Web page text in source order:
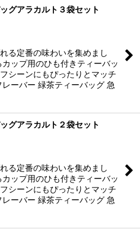
グアラカルト３袋セット
る定番の味わいを集めまし
ップ用のひも付きティーバッ
シーンにもぴったりとマッチ
ーバー 緑茶ティーバッグ 急
グアラカルト２袋セット
る定番の味わいを集めまし
ップ用のひも付きティーバッ
シーンにもぴったりとマッチ
ーバー 緑茶ティーバッグ 急